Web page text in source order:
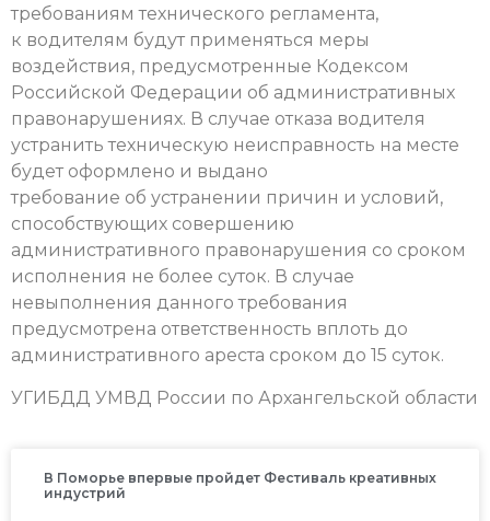
требованиям технического регламента,
к водителям будут применяться меры
воздействия, предусмотренные Кодексом
Российской Федерации об административных
правонарушениях. В случае отказа водителя
устранить техническую неисправность на месте
будет оформлено и выдано
требование об устранении причин и условий,
способствующих совершению
административного правонарушения со сроком
исполнения не более суток. В случае
невыполнения данного требования
предусмотрена ответственность вплоть до
административного ареста сроком до 15 суток.
УГИБДД УМВД России по Архангельской области
В Поморье впервые пройдет Фестиваль креативных
индустрий